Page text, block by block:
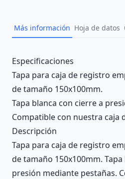
Más información Hoja de datos
Description
Especificaciones
Tapa para caja de registro
de tamaño 150x100mm.
Tapa blanca con cierre a
Compatible con nuestra caja
Descripción
Tapa para caja de registro
de tamaño 150x100mm.
presión mediante pestañas.